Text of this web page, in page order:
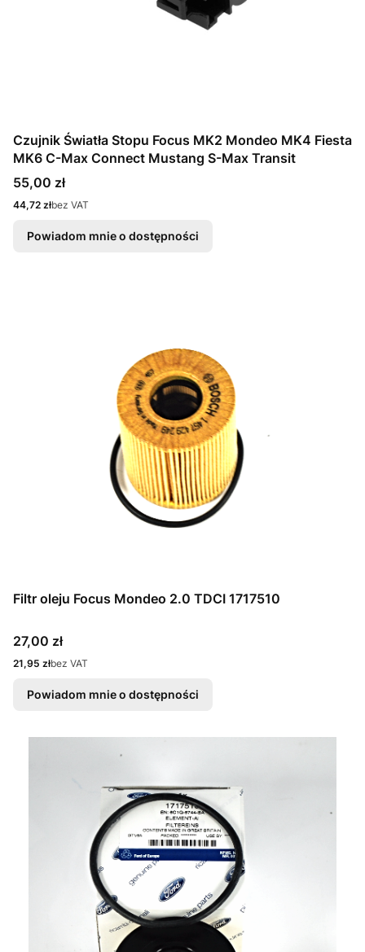
Czujnik Światła Stopu Focus MK2 Mondeo MK4 Fiesta
MK6 C-Max Connect Mustang S-Max Transit
Cena
55,00 zł
Cena
44,72 złbez VAT
Powiadom mnie o dostępności
Filtr oleju Focus Mondeo 2.0 TDCI 1717510
Cena
27,00 zł
Cena
21,95 złbez VAT
Powiadom mnie o dostępności